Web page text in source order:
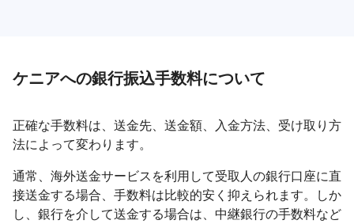
ケニアへの銀行振込手数料について
正確な手数料は、送金先、送金額、入金方法、受け取り方
法によって変わります。
通常、海外送金サービスを利用して受取人の銀行口座に直
接送金する場合、手数料は比較的安く抑えられます。しか
し、銀行を介して送金する場合は、中継銀行の手数料など